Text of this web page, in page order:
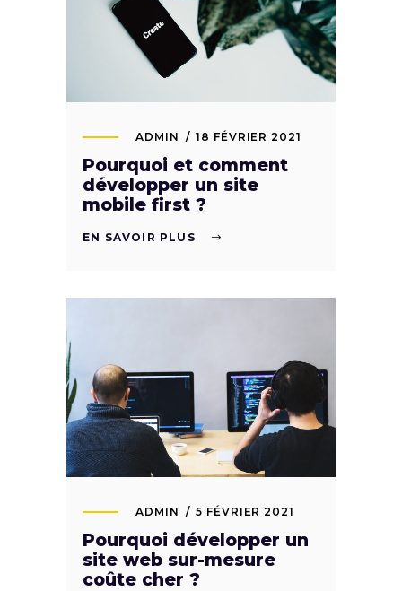
ADMIN 18 FÉVRIER 2021
Pourquoi et comment
développer un site
mobile first ?
EN SAVOIR PLUS
ADMIN 5 FÉVRIER 2021
Pourquoi développer un
site web sur-mesure
coûte cher ?